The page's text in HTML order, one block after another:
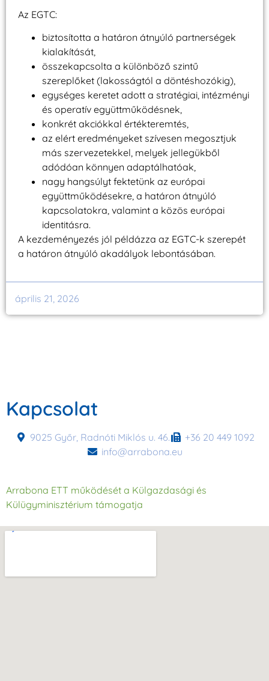
Az EGTC:
biztosította a határon átnyúló partnerségek
kialakítását,
összekapcsolta a különböző szintű
szereplőket (lakosságtól a döntéshozókig),
egységes keretet adott a stratégiai, intézményi
és operatív együttműködésnek,
konkrét akciókkal értékteremtés,
az elért eredményeket szívesen megosztjuk
más szervezetekkel, melyek jellegükből
adódóan könnyen adaptálhatóak,
nagy hangsúlyt fektetünk az európai
együttműködésekre, a határon átnyúló
kapcsolatokra, valamint a közös európai
identitásra.
A kezdeményezés jól példázza az EGTC-k szerepét
a határon átnyúló akadályok lebontásában.
április 21, 2026
Kapcsolat
9025 Győr, Radnóti Miklós u. 46.
+36 20 449 1092
info@arrabona.eu
Arrabona ETT működését a Külgazdasági és
Külügyminisztérium támogatja